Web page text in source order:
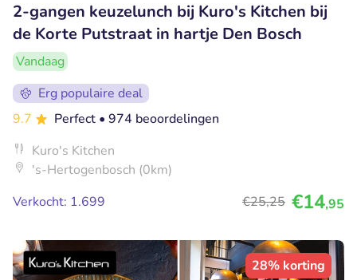
2-gangen keuzelunch bij Kuro's Kitchen bij
de Korte Putstraat in hartje Den Bosch
Vandaag
Erg populaire deal
9.7
Perfect • 974 beoordelingen
Kuro's Kitchen
's-Hertogenbosch (0km)
Verkocht: 1.699
€25,25 €14,95
28% korting